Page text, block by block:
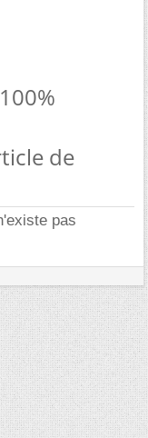
de
pas